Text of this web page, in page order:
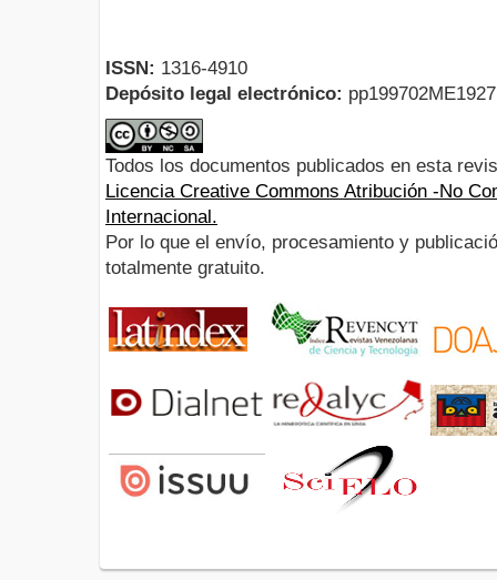
ISSN: 1316-4910
Depósito legal electrónico:
Todos los documentos publicados en esta
Licencia Creative Commons Atribución -No
Internacional.
Por lo que el envío, procesamiento y
totalmente gratuito.